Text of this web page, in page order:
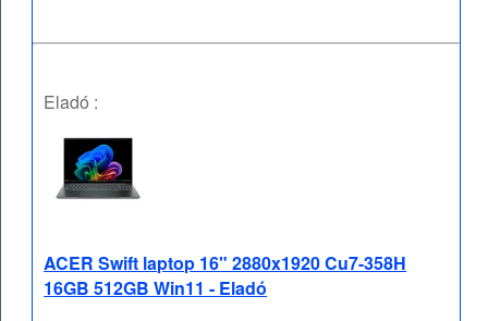
Eladó :
ACER Swift laptop 16" 2880x1920 Cu7-358H
16GB 512GB Win11 - Eladó